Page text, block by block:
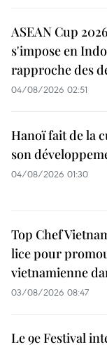
ASEAN Cup
s'impose en
rapproche des
04/08/2026 02:51
Hanoï fait de la
son
04/08/2026 01:30
Top Chef
lice pour
vietnamienne
03/08/2026 08:47
Le 9e Festival